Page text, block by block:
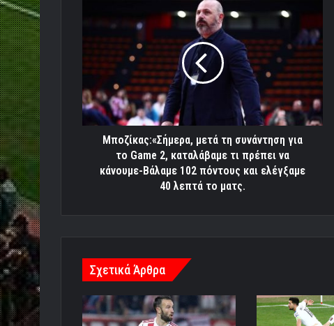
τη
συνάντηση
για
Game
2,
καταλάβαμε
ελέγξαμε
40
λεπτά
το
ματς.
Μποζίκας:«Σήμερα, μετά τη συνάντηση για
το Game 2, καταλάβαμε τι πρέπει να
κάνουμε-Βάλαμε 102 πόντους και ελέγξαμε
40 λεπτά το ματς.
Σχετικά Άρθρα